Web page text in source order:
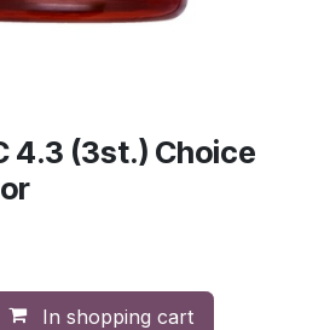
4.3 (3st.) Choice
In shopping cart